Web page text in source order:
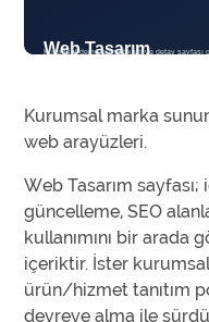
Kurumsal marka
web arayüzleri.
Web Tasarım
güncelleme, SEO
kullanımını bir arada
içeriktir. İster
ürün/hizmet tanıtım
devreye alma ile